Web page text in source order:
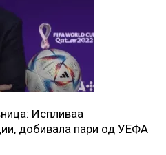
Испливаа
добивала пари од УЕФА